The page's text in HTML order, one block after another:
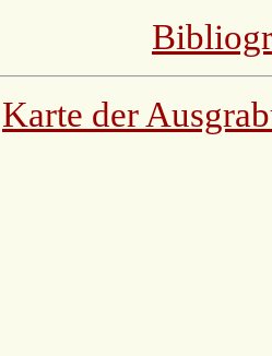
Karte der